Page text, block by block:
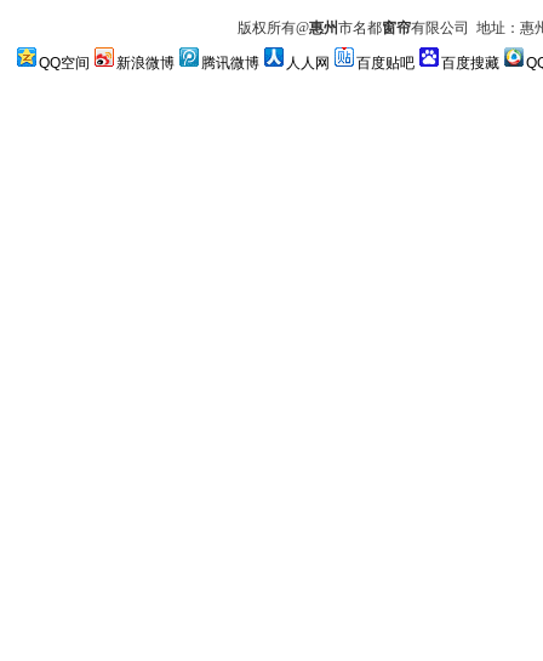
版权所有@惠州市名都窗帘有限公司 地址：惠
QQ空间 新浪微博 腾讯微博 人人网 百度贴吧 百度搜藏